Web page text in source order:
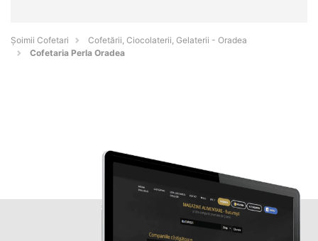
Șoimii Cofetari
Cofetării, Ciocolaterii, Gelaterii - Oradea
Cofetaria Perla Oradea